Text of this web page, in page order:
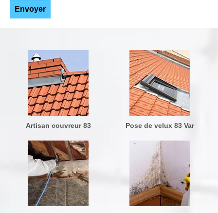
Artisan couvreur 83 Pose de velux 83 Var